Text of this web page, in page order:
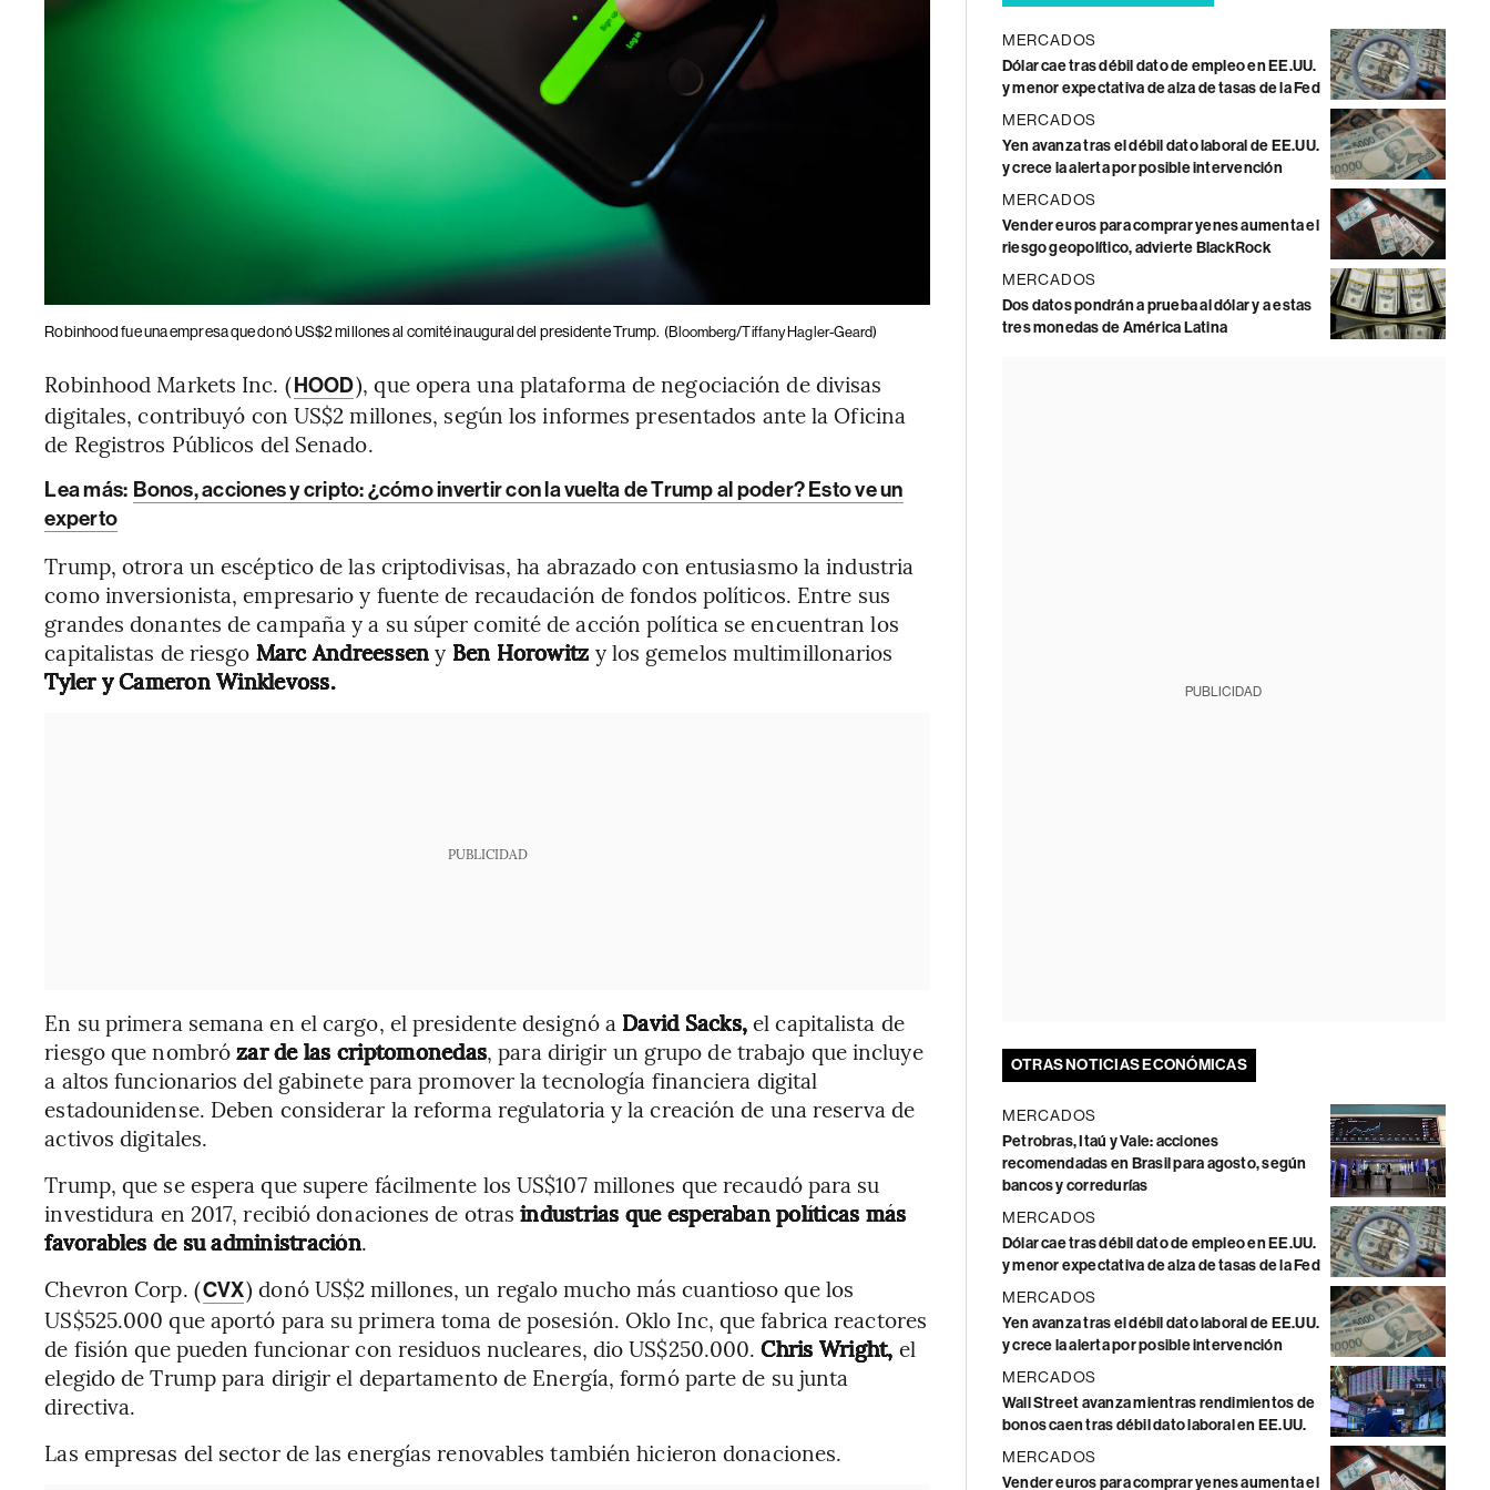
Robinhood fue una empresa que donó US$2 millones al comité inaugural del presidente Trump. (Bloomberg/Tiffany Hagler-Geard)
Robinhood Markets Inc. (HOOD), que opera una plataforma de negociación de divisas
digitales, contribuyó con US$2 millones, según los informes presentados ante la Oficina
de Registros Públicos del Senado.
Lea más: Bonos, acciones y cripto: ¿cómo invertir con la vuelta de Trump al poder? Esto ve un
experto
Trump, otrora un escéptico de las criptodivisas, ha abrazado con entusiasmo la industria
como inversionista, empresario y fuente de recaudación de fondos políticos. Entre sus
grandes donantes de campaña y a su súper comité de acción política se encuentran los
capitalistas de riesgo Marc Andreesseny Ben Horowitz y los gemelos multimillonarios
Tyler y Cameron Winklevoss.
PUBLICIDAD
En su primera semana en el cargo, el presidente designó a David Sacks,el capitalista de
riesgo que nombrózar de las criptomonedas, para dirigir un grupo de trabajo que incluye
a altos funcionarios del gabinete para promover la tecnología financiera digital
estadounidense. Deben considerar la reforma regulatoria y la creación de una reserva de
activos digitales.
Trump, que se espera que supere fácilmente los US$107 millones que recaudó para su
investidura en 2017, recibió donaciones de otrasindustrias que esperaban políticas más
favorables de su administración.
Chevron Corp. (CVX) donó US$2 millones, un regalo mucho más cuantioso que los
US$525.000 que aportó para su primera toma de posesión. Oklo Inc, que fabrica reactores
de fisión que pueden funcionar con residuos nucleares, dio US$250.000.Chris Wright, el
elegido de Trump para dirigir el departamento de Energía, formó parte de su junta
directiva.
Las empresas del sector de las energías renovables también hicieron donaciones.
MERCADOS
Dólar cae tras débil dato de empleo en EE.UU.
y menor expectativa de alza de tasas de la Fed
MERCADOS
Yen avanza tras el débil dato laboral de EE.UU.
y crece la alerta por posible intervención
MERCADOS
Vender euros para comprar yenes aumenta el
riesgo geopolítico, advierte BlackRock
MERCADOS
Dos datos pondrán a prueba al dólar y a estas
tres monedas de América Latina
PUBLICIDAD
OTRAS NOTICIAS ECONÓMICAS
MERCADOS
Petrobras, Itaú y Vale: acciones
recomendadas en Brasil para agosto, según
bancos y corredurías
MERCADOS
Dólar cae tras débil dato de empleo en EE.UU.
y menor expectativa de alza de tasas de la Fed
MERCADOS
Yen avanza tras el débil dato laboral de EE.UU.
y crece la alerta por posible intervención
MERCADOS
Wall Street avanza mientras rendimientos de
bonos caen tras débil dato laboral en EE.UU.
MERCADOS
Vender euros para comprar yenes aumenta el